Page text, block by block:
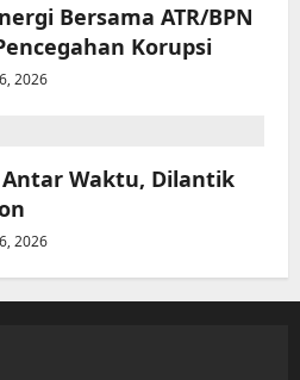
Bersama ATR/BPN
Korupsi
2026
Waktu, Dilantik
2026